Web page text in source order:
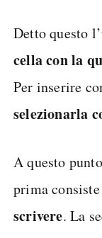
Detto questo
cella con la
Per inserire
selezionarla
A questo
prima
scrivere. La